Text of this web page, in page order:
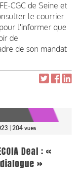
CGC de Seine et
le courrier
l'informer que
de
de son mandat
| 204 vues
Deal : «
»